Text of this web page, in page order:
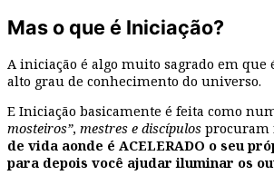
Mas o que é Iniciação?
A iniciação é algo muito sagrado em que
alto grau de conhecimento do universo.
E Iniciação basicamente é feita como
mosteiros”, mestres e discípulos procuram
de vida aonde é ACELERADO o seu
para depois você ajudar iluminar os